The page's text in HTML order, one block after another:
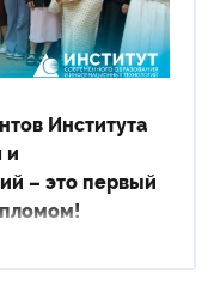
Института
и
– это первый